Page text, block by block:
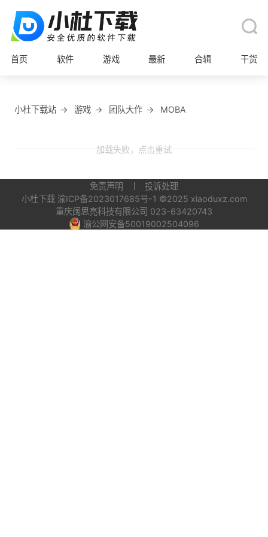
首页 软件 游戏 最新 合辑 干货
小杜下载站 → 游戏 → 团队大作 → MOBA
加载失败，点击重试
免责声明
投诉处理
小杜下载 渝ICP备2023017685号-1 ©2025 xiaoduxz.com
重庆阔思亮科技有限公司 023-63420743
渝公网安备50019002504096